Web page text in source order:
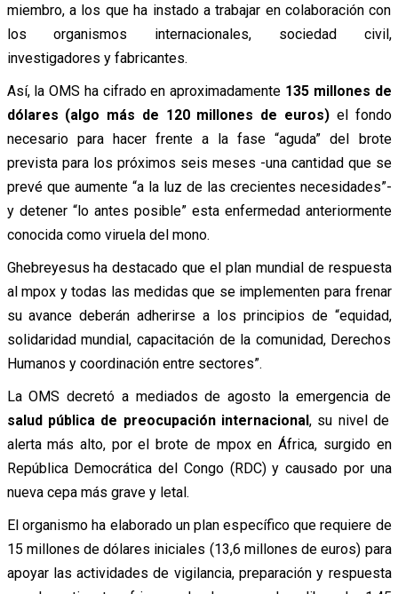
miembro, a los que ha instado a trabajar en colaboración con
los organismos internacionales, sociedad civil,
investigadores y fabricantes.
Así, la OMS ha cifrado en aproximadamente 135 millones de
dólares (algo más de 120 millones de euros)el fondo
necesario para hacer frente a la fase “aguda” del brote
prevista para los próximos seis meses -una cantidad que se
prevé que aumente “a la luz de las crecientes necesidades”-
y detener “lo antes posible” esta enfermedad anteriormente
conocida como viruela del mono.
Ghebreyesus ha destacado que el plan mundial de respuesta
al mpox y todas las medidas que se implementen para frenar
su avance deberán adherirse a los principios de “equidad,
solidaridad mundial, capacitación de la comunidad, Derechos
Humanos y coordinación entre sectores”.
La OMS decretó a mediados de agosto la emergencia de
salud pública de preocupación internacional, su nivel de
alerta más alto, por el brote de mpox en África, surgido en
República Democrática del Congo (RDC) y causado por una
nueva cepa más grave y letal.
El organismo ha elaborado un plan específico que requiere de
15 millones de dólares iniciales (13,6 millones de euros) para
apoyar las actividades de vigilancia, preparación y respuesta